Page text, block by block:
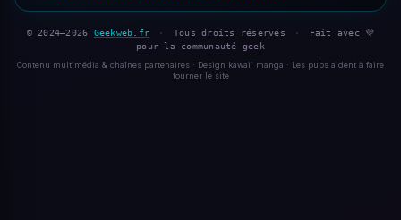
© 2024–2026 Geekweb.fr · Tous droits réservés ·
Fait avec 💜
pour la communauté geek
Contenu multimédia & chaînes partenaires · Design kawaii manga · Les pubs aident à faire
tourner le site